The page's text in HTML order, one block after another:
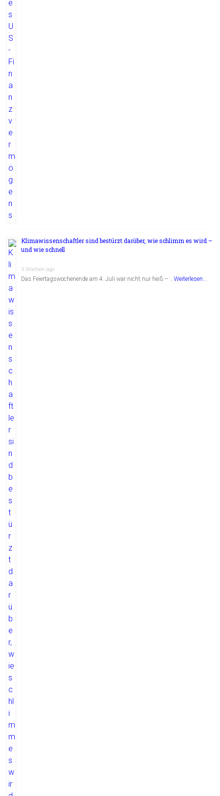
Klimawissenschaftler sind bestürzt darüber, wie schlimm es wird –
und wie schnell
3 Wochen ago
Das Feiertagswochenende am 4. Juli war nicht nur heiß – …Weiterlesen...